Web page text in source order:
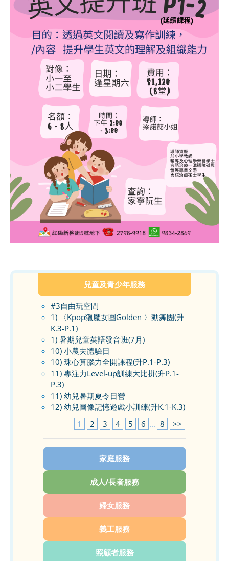
兒童及青少年服務
#3自由玩空間
1) 〈Kpop獵魔女團Golden 〉勁舞團(升
K.3-P.1)
1) 暑期兒童英語發音班(7月)
10) 小農夫體驗日
10) 珠心算腦力全開課程(升P.1-P.3)
11) 專注力Level-up訓練大比拼(升P.1-
P.3)
11) 幼兒暑期夏令日營
12) 幼兒圖像記憶遊戲小訓練(升K.1-K.3)
1
2 3 4 5 6 ... 8 >>
家庭服務
成人/長者服務
婦女服務
義工服務
照顧者服務